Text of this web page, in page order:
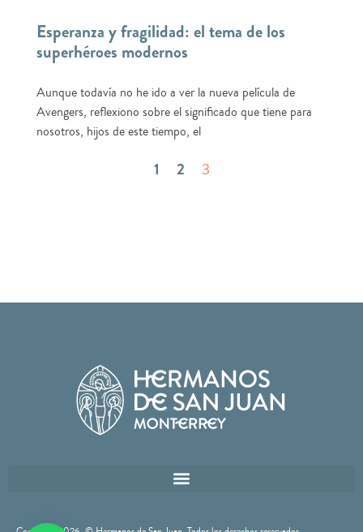
Esperanza y fragilidad: el tema de los
superhéroes modernos
Aunque todavía no he ido a ver la nueva película de
Avengers, reflexiono sobre el significado que tiene para
nosotros, hijos de este tiempo, el
1 2 3